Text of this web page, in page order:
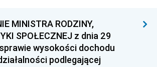
MINISTRA RODZINY,
SPOŁECZNEJ z dnia 29
wysokości dochodu
podlegającej